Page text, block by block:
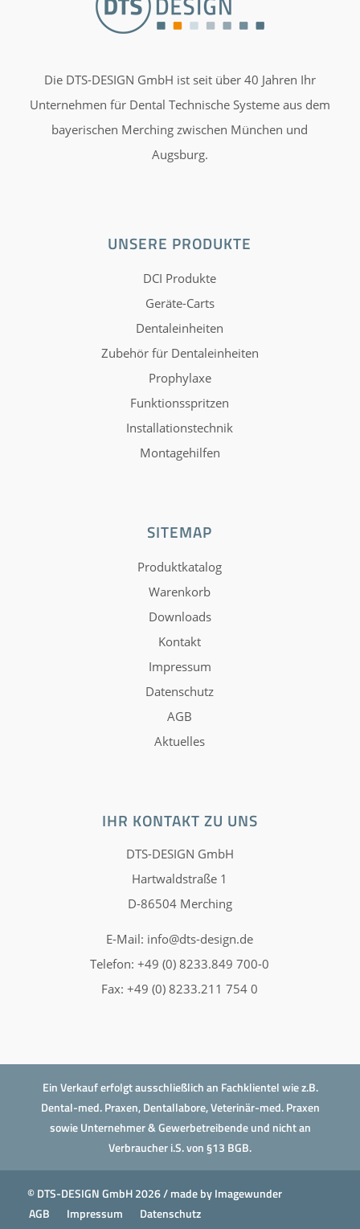
Die DTS-DESIGN GmbH ist seit über 40 Jahren Ihr
Unternehmen für Dental Technische Systeme aus dem
bayerischen Merching zwischen München und
Augsburg.
UNSERE PRODUKTE
DCI Produkte
Geräte-Carts
Dentaleinheiten
Zubehör für Dentaleinheiten
Prophylaxe
Funktionsspritzen
Installationstechnik
Montagehilfen
SITEMAP
Produktkatalog
Warenkorb
Downloads
Kontakt
Impressum
Datenschutz
AGB
Aktuelles
IHR KONTAKT ZU UNS
DTS-DESIGN GmbH
Hartwaldstraße 1
D-86504 Merching
E-Mail: info@dts-design.de
Telefon: +49 (0) 8233.849 700-0
Fax: +49 (0) 8233.211 754 0
Ein Verkauf erfolgt ausschließlich an Fachklientel wie z.B.
Dental-med. Praxen, Dentallabore, Veterinär-med. Praxen
sowie Unternehmer & Gewerbetreibende und nicht an
Verbraucher i.S. von §13 BGB.
© DTS-DESIGN GmbH 2026 / made byImagewunder
AGB
Impressum Datenschutz